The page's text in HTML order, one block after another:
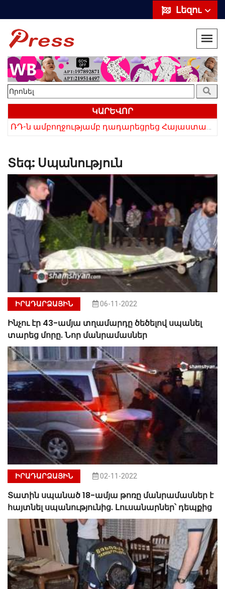
Լեզու
ԿԱՐԵՎՈՐ
Տեգ: Սպանություն
ԻՐԱԴԱՐՁԱՅԻՆ 06-11-2022
Ինչու էր 43-ամյա տղամարդը ծեծելով սպանել
տարեց մորը. Նոր մանրամասներ
ԻՐԱԴԱՐՁԱՅԻՆ 02-11-2022
Տատին սպանած 18-ամյա թոռը մանրամասներ է
հայտնել սպանությունից. Լուսանարներ՝ դեպքից